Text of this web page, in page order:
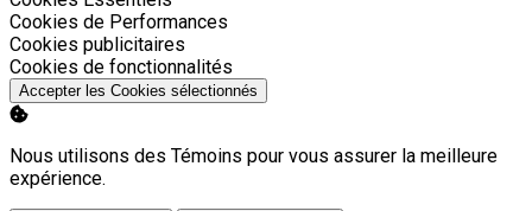
Activer
Cookies de Performances
Activer
Cookies publicitaires
Activer
Cookies de fonctionnalités
Accepter les Cookies sélectionnés
Nous utilisons des Témoins pour vous assurer la meilleure
expérience.